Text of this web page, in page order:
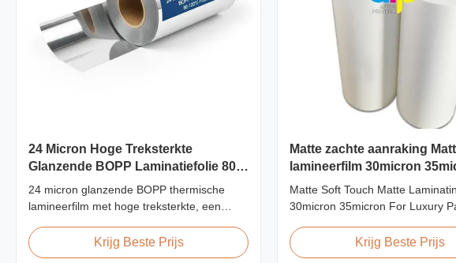
24 Micron Hoge Treksterkte
Glanzende BOPP Laminatiefolie 80-
120C Nabewerking
24 micron glanzende BOPP thermische
lamineerfilm met hoge treksterkte, een
bedrijfstemperatuurbereik van 80-120 °C en
een lamineersnelheid van 60 m/min,
Krijg Beste Prijs
Matte zachte aanraking
lamineerfilm 30micron
Voor luxe verpakkingen
Matte Soft Touch Matte
30micron 35micron For Luxury
Matte Laminating Film for
Consumption Unlike standard
Krijg Beste Prijs